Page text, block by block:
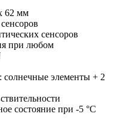
62 мм
сенсоров
при любом
солнечные элементы + 2
состояние при -5 °С